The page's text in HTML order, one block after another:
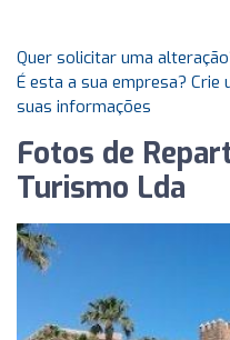
Quer solicitar uma
É esta a sua empresa?
suas informações
Fotos de
Turismo Lda